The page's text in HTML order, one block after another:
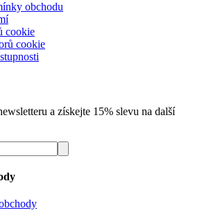
obchodu
cookie
cookie
a získejte 15% slevu na další